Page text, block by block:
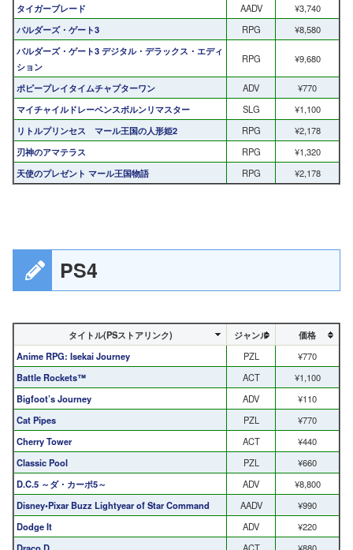
タイガーブレード AADV
¥3,740
バルダーズ・ゲート3
RPG
¥8,580
バルダーズ・ゲート3 デジタル・デラックス・エディ
ション
RPG ¥9,680
ポピープレイタイムチャプターワン ADV
¥770
マイチャイルドレーベンスボルンリマスター
SLG
¥1,100
リトルプリンセス マール王国の人形姫2
RPG
¥2,178
刃神のアマテラス
RPG
¥1,320
天使のプレゼント マール王国物語
RPG ¥2,178
PS4
タイトル(PSストアリンク) ジャンル
価格
Anime RPG: Isekai Journey
PZL
¥770
Battle Rockets™
ACT
¥1,100
Bigfoot’s Journey
ADV
¥110
Cat Pipes
PZL
¥770
Cherry Tower
ACT
¥440
Classic Pool
PZL
¥660
D.C.5 ～ダ・カーポ5～
ADV
¥8,800
Disney•Pixar Buzz Lightyear of Star Command
AADV
¥990
Dodge It
ADV
¥220